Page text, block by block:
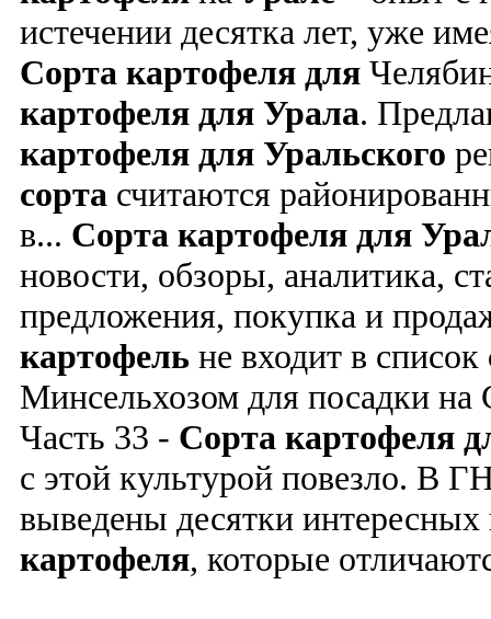
истечении десятка лет, уже
Сорта картофеля для
картофеля для Урала.
картофеля для Уральского
сорта считаются
в... Сорта картофеля для
новости, обзоры, аналитика,
предложения, покупка и
картофель не входит в список
Минсельхозом для посадки
Часть 33 - Сорта картофеля
с этой культурой повезло.
выведены десятки
картофеля, которые